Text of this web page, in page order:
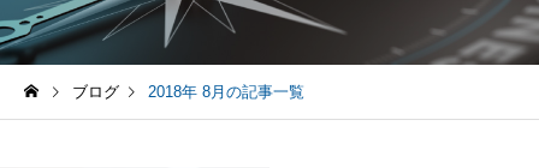
ブログ 2018年 8月の記事一覧